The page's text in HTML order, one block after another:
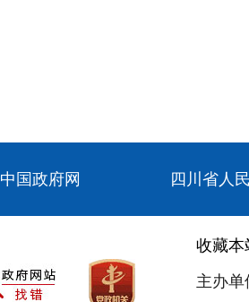
中国政府网 四川省人
收藏本
主办